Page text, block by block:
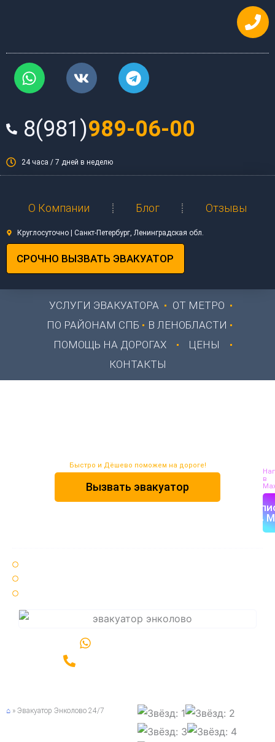
W
h
t
s
p
p
V
k
T
e
e
g
m
8(981)989-06-00
24 часа / 7 дней в неделю
О Компании Блог Отзывы
Круглосуточно | Санкт-Петербург, Ленинградская обл.
СРОЧНО ВЫЗВАТЬ ЭВАКУАТОР
УСЛУГИ ЭВАКУАТОРА
ОТ МЕТРО
ПО РАЙОНАМ СПБ
В ЛЕНОБЛАСТИ
ПОМОЩЬ НА ДОРОГАХ
ЦЕНЫ
КОНТАКТЫ
Быстро и Дёшево поможем на дороге!
Вызвать эвакуатор
в
в
⌂ » Эвакуатор Энколово 24/7